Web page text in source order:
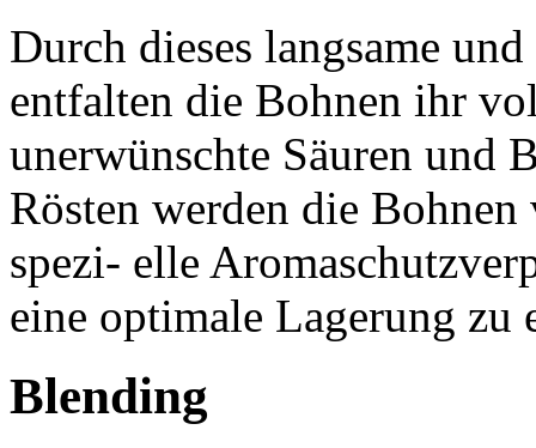
Durch dieses langsame
entfalten die Bohnen ihr
unerwünschte Säuren und
Rösten werden die
spezi- elle
eine optimale Lagerung zu
Blending